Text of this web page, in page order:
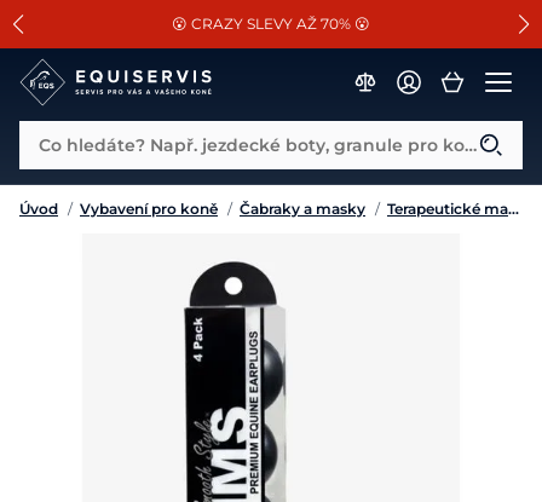
SLEVA 13% na vše od Cassini!
😮 CRAZY SLEVY AŽ 70% 😮
📐Pasování a doplňky k vybraným sedlům ZDARMA 🐴
Co hledáte? Např. jezdecké boty, granule pro koně...
Úvod / Vybavení pro koně / Čabraky a masky / Terapeutické masky